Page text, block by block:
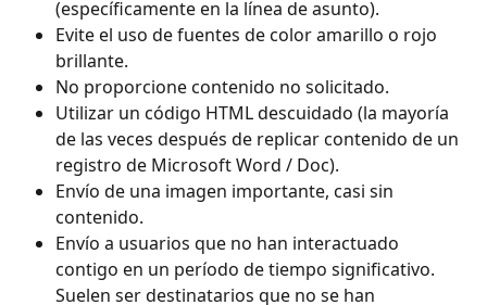
(específicamente en la línea de asunto).
Evite el uso de fuentes de color amarillo o rojo
brillante.
No proporcione contenido no solicitado.
Utilizar un código HTML descuidado (la mayoría
de las veces después de replicar contenido de un
registro de Microsoft Word / Doc).
Envío de una imagen importante, casi sin
contenido.
Envío a usuarios que no han interactuado
contigo en un período de tiempo significativo.
Suelen ser destinatarios que no se han